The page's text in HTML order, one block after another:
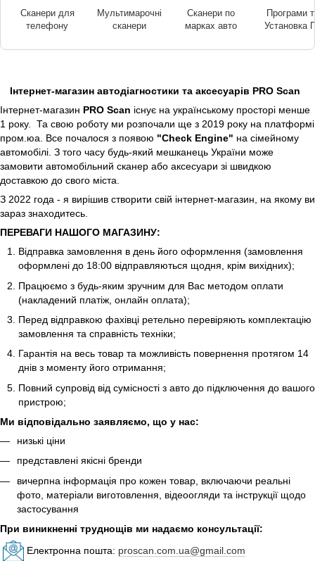
Сканери для
телефону
Мультимарочні
сканери
Сканери по
марках авто
Програми
Установка
Інтернет-магазин автодіагностики та аксесуарів PRO Scan
Інтернет-магазин PRO Scan існує на українському просторі менше
1 року. Та свою роботу ми розпочали ще з 2019 року на платформі
пром.юа. Все почалося з появою "Check Engine" на сімейному
автомобілі. З того часу будь-який мешканець України може
замовити автомобільний сканер або аксесуари зі швидкою
доставкою до свого міста.
З 2022 года - я вирішив створити свій інтернет-магазин, на якому ви
зараз знаходитесь.
ПЕРЕВАГИ НАШОГО МАГАЗИНУ:
Відправка замовлення в день його оформлення (замовлення
оформлені до 18:00 відправляються щодня, крім вихідних);
Працюємо з будь-яким зручним для Вас методом оплати
(накладений платіж, онлайн оплата);
Перед відправкою фахівці ретельно перевіряють комплектацію
замовлення та справність техніки;
Гарантія на весь товар та можливість повернення протягом 14
днів з моменту його отримання;
Повний супровід від сумісності з авто до підключення до вашого
пристрою;
Ми відповідально заявляємо, що у нас:
низькі ціни
представлені якісні бренди
вичерпна інформація про кожен товар, включаючи реальні
фото, матеріали виготовлення, відеоогляди та інструкції щодо
застосування
При виникненні труднощів ми надаємо консультації:
Електронна пошта: proscan.com.ua@gmail.com